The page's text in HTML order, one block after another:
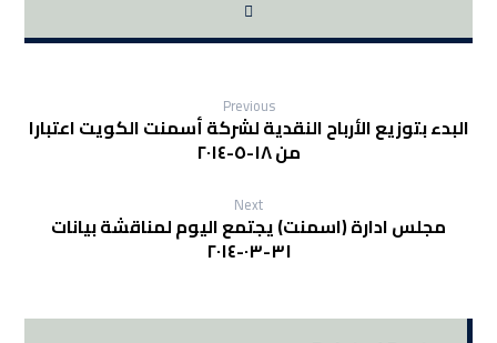
Previous
البدء بتوزيع الأرباح النقدية لشركة أسمنت الكويت اعتبارا
من ١٨-٥-٢٠١٤
Next
مجلس ادارة (اسمنت) يجتمع اليوم لمناقشة بيانات
٣١-٠٣-٢٠١٤